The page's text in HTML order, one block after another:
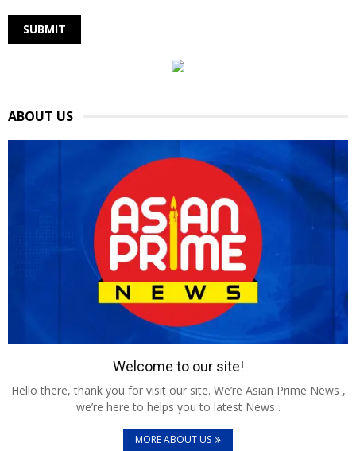
ABOUT US
Welcome to our site!
Hello there, thank you for visit our site. We’re Asian Prime News ,
we’re here to helps you to latest News .
MORE ABOUT US